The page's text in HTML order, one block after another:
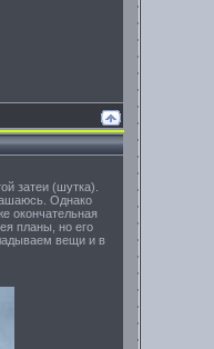
затеи (шутка).
Однако
окончательная
планы, но его
вещи и в